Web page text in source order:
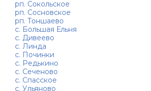
рп. Сокольское
рп. Сосновское
рп. Тоншаево
с. Большая Ельня
с. Дивеево
с. Линда
с. Починки
с. Редькино
с. Сеченово
с. Спасское
с. Ульяново